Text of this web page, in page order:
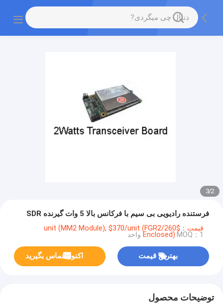
2
/
3
فرستنده رادیویی بی سیم با فرکانس بالا 5 وات گیرنده SDR
قیمت：$260/unit (MM2 Module), $370/unit (FGR2
Enclosed) MOQ：1 واحد
بهترین قیمت اکنون تماس بگیرید
توضیحات محصول